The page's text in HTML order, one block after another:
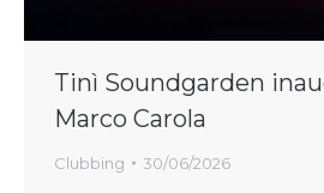
Tinì Soundgarden
Marco Carola
Clubbing 30/06/2026